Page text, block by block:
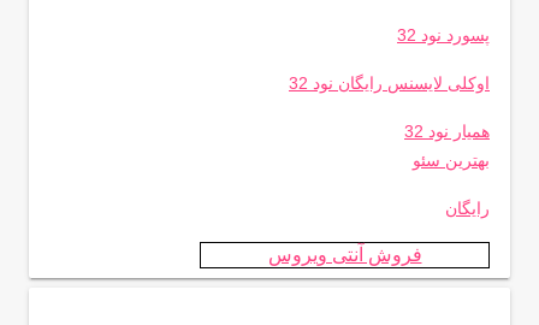
پسورد نود 32
اوکلی لایسنس رایگان نود 32
همیار نود 32
بهترین سئو
رایگان
فروش آنتی ویروس